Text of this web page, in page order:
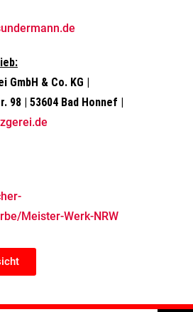
GmbH & Co. KG |
98 | 53604 Bad Honnef |
Meister-Werk-NRW